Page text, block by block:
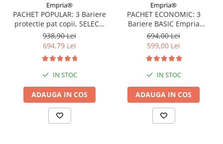
Empria®
PACHET POPULAR: 3 Bariere
protectie pat copii, SELECT,
160x200 cm
938,90 Lei
694,79 Lei
IN STOC
ADAUGA IN COS
Empria®
PACHET ECONOMIC: 3
Bariere BASIC Empria
protectie pat 160X200 cm +
bara stabilizatoare
694,00 Lei
599,00 Lei
IN STOC
ADAUGA IN COS